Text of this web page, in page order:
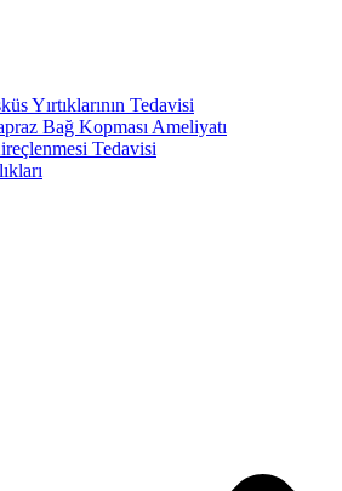
Yırtıklarının Tedavisi
Bağ Kopması Ameliyatı
Tedavisi